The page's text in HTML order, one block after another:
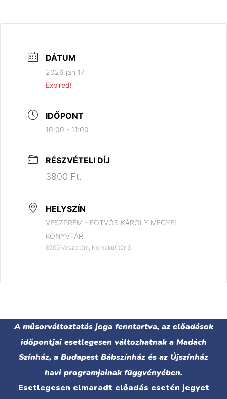
DÁTUM
2026 jan 17
Expired!
IDŐPONT
10:00 - 11:00
RÉSZVÉTELI DÍJ
3800 Ft.
HELYSZÍN
VESZPRÉM - EÖTVÖS KÁROLY MEGYEI
KÖNYVTÁR
8200 Veszprém, Komakút tér 3.
A műsorváltoztatás joga fenntartva, az előadások
időpontjai esetlegesen változhatnak a Madách
Színház, a Budapest Bábszínház és az Újszínház
havi programjainak függvényében.
Esetlegesen elmaradt előadás esetén jegyet